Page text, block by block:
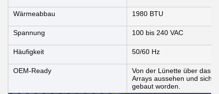
Wärmeabbau 1980 BTU
Spannung 100 bis 240 VAC
Häufigkeit 50/60 Hz
OEM-Ready
Von der Lünette über das
Arrays aussehen und sich
gebaut worden.